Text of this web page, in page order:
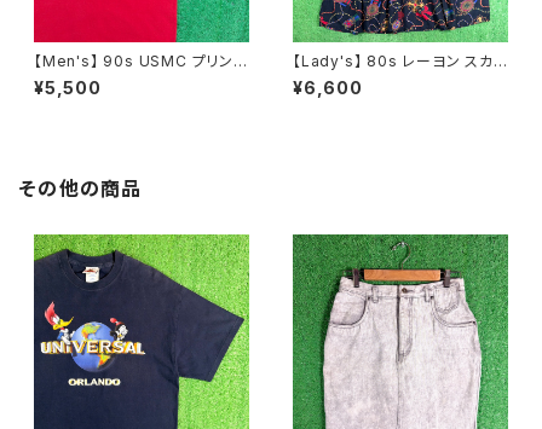
【Men's】 90s USMC プリント
Tシャツ / アメリカ製 USA製 9
0年代 ティーシャツ T-Shirt 古
¥5,500
【Lady's】 80s レーヨン スカ
ーフ柄 スカート / 80年代 古着
レディース 総柄 2266
¥6,600
その他の商品